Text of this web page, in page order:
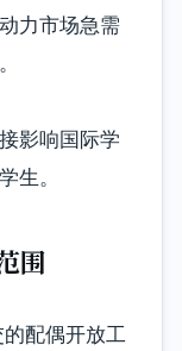
力市场急需
影响国际学
生。
围
配偶开放工